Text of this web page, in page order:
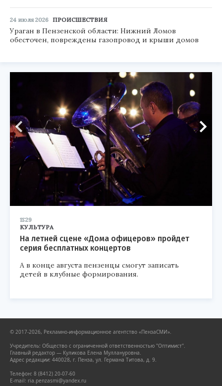
24 июля 2026 ПРОИСШЕСТВИЯ
Ураган в Пензенской области: Нижний Ломов
обесточен, повреждены газопровод и крыши домов
11:29
КУЛЬТУРА
На летней сцене «Дома офицеров» пройдет
серия бесплатных концертов
А в конце августа пензенцы смогут записать
детей в клубные формирования.
© 2017-2026, Рекламно-информационное агентство «ПензаСМИ».
Учредитель: Общество с ограниченной ответственностью "Оптимист".
Главный редактор — Куликова Елена Муллануровна.
Адрес редакции: 440028, г. Пенза, ул. Германа Титова, д. 9.
Телефон: 8 (8412) 20-07-60
E-mail: ria.penzasmi@yandex.ru